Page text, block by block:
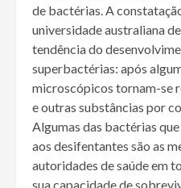
de bactérias. A
universidade australiana
tendência do
superbactérias: após
microscópicos tornam-se
e outras substâncias por
Algumas das bactérias
aos desifentantes são as
autoridades de saúde em
sua capacidade de